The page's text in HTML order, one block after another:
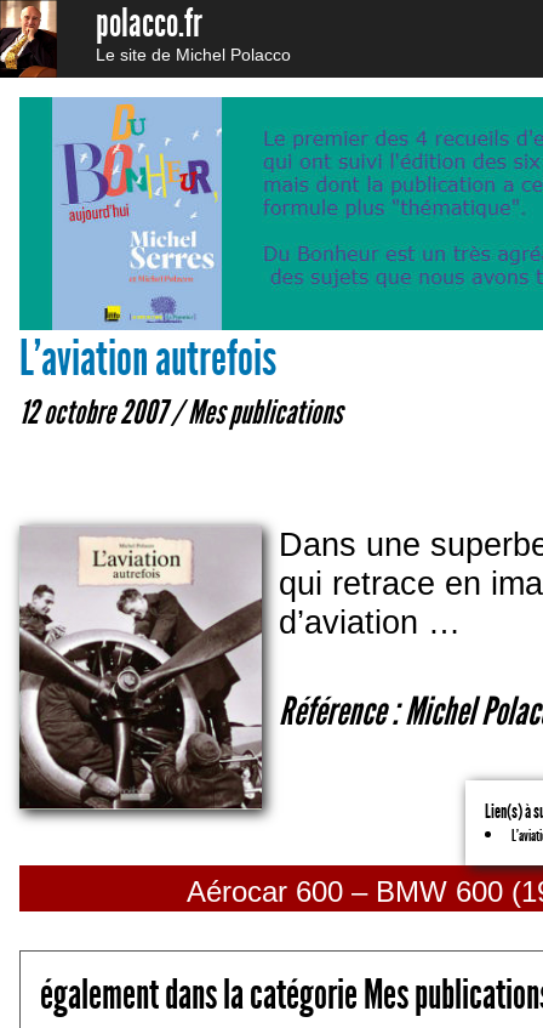
polacco.fr
Le site de Michel Polacco
L’aviation autrefois
12 octobre 2007 /Mes publications
Dans une
qui retrace en
d’aviation …
Référence : Michel
Lien(s) à
Aérocar 600 – BMW 600
également dans la catégorie Mes